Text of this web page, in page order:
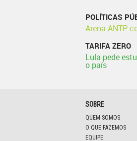
POLÍTICAS
Arena ANTP
TARIFA ZERO
Lula pede
o país
SOBRE
QUEM SOMOS
O QUE FAZEMOS
EQUIPE